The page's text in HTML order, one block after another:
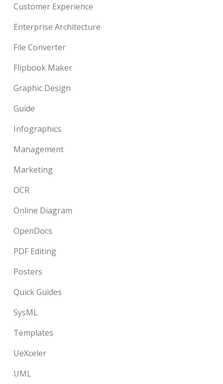
Customer Experience
Enterprise Architecture
File Converter
Flipbook Maker
Graphic Design
Guide
Infographics
Management
Marketing
OCR
Online Diagram
OpenDocs
PDF Editing
Posters
Quick Guides
SysML
Templates
UeXceler
UML